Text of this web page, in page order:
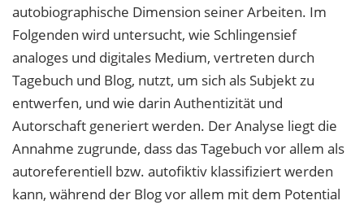
autobiographische Dimension seiner Arbeiten. Im
Folgenden wird untersucht, wie Schlingensief
analoges und digitales Medium, vertreten durch
Tagebuch und Blog, nutzt, um sich als Subjekt zu
entwerfen, und wie darin Authentizität und
Autorschaft generiert werden. Der Analyse liegt die
Annahme zugrunde, dass das Tagebuch vor allem als
autoreferentiell bzw. autofiktiv klassifiziert werden
kann, während der Blog vor allem mit dem Potential